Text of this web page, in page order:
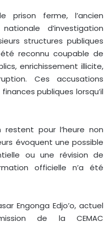
ferme, l’ancien
d’investigation
structures publiques
reconnu coupable de
enrichissement illicite,
Ces accusations
publiques lorsqu’il
pour l’heure non
évoquent une possible
ou une révision de
officielle n’a été
Engonga Edjo’o, actuel
de la CEMAC